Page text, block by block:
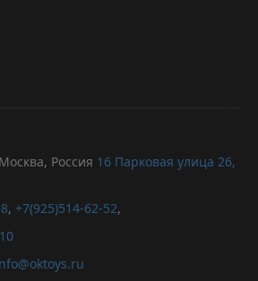
Москва, Россия 16 Парковая улица 26,
, +7(925)514-62-52,